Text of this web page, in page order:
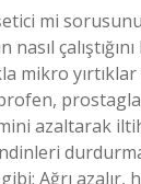
mi
mikro
azaltarak
Ağrı